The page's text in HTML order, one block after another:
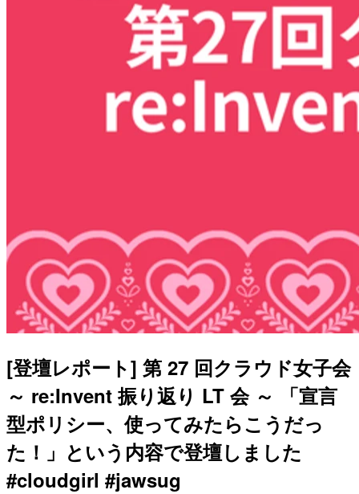
[登壇レポート] 第 27 回クラウド女子会
～ re:Invent 振り返り LT 会 ～ 「宣言
型ポリシー、使ってみたらこうだっ
た！」という内容で登壇しました
#cloudgirl #jawsug